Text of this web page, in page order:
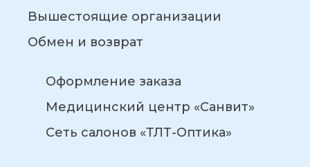
Вышестоящие организации
Обмен и возврат
Оформление заказа
Медицинский центр «Санвит»
Сеть салонов «ТЛТ-Оптика»